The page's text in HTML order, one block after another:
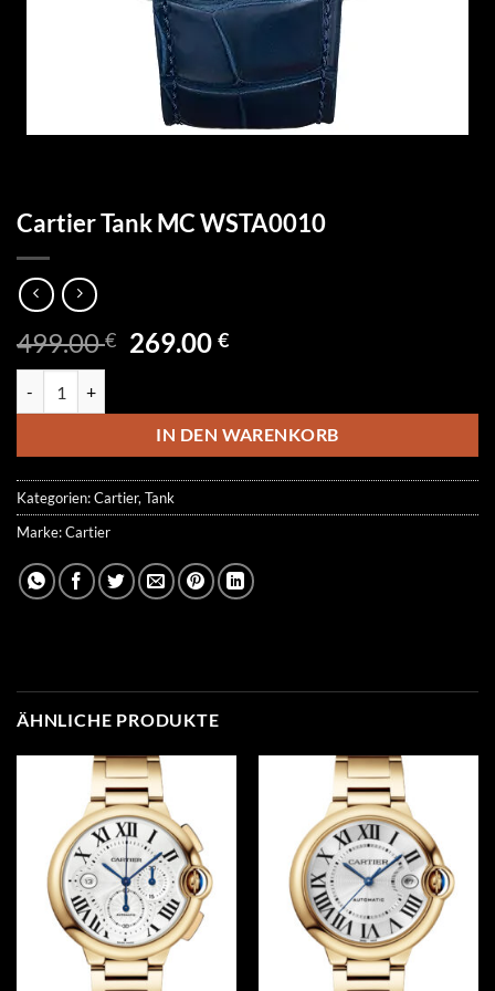
Cartier Tank MC WSTA0010
499.00€ Ursprünglicher
499.00 €
269.00€Aktueller
269.00 €.
IN DEN WARENKORB
Kategorien:Cartier, Tank
Marke:Cartier
ÄHNLICHE PRODUKTE